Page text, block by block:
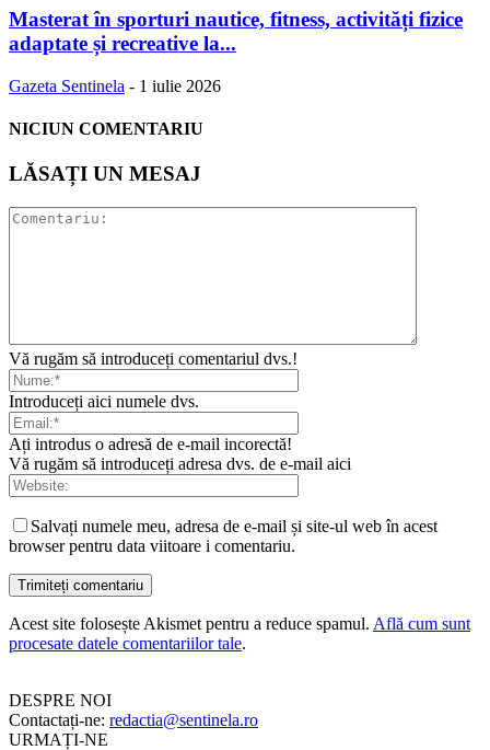
Masterat în sporturi nautice, fitness, activități fizice
adaptate și recreative la...
Gazeta Sentinela - 1 iulie 2026
NICIUN COMENTARIU
LĂSAȚI UN MESAJ
Vă rugăm să introduceți comentariul dvs.!
Introduceți aici numele dvs.
Ați introdus o adresă de e-mail incorectă!
Vă rugăm să introduceți adresa dvs. de e-mail aici
Salvați numele meu, adresa de e-mail și site-ul web în acest
browser pentru data viitoare i comentariu.
Acest site folosește Akismet pentru a reduce spamul. Află cum sunt
procesate datele comentariilor tale.
DESPRE NOI
Contactați-ne: redactia@sentinela.ro
URMAȚI-NE